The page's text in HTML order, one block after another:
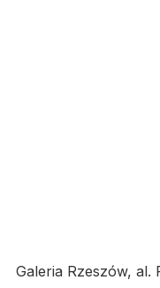
Galeria Rzeszów, al.